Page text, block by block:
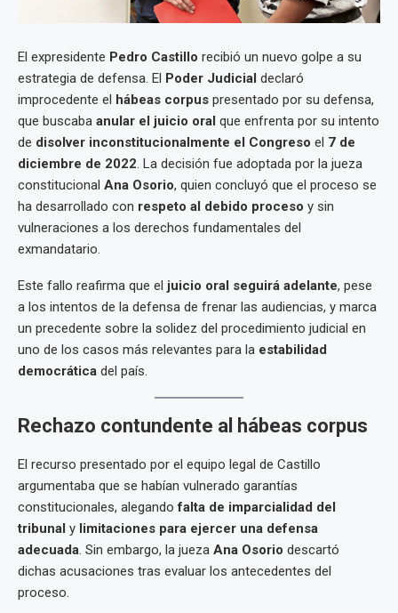
El expresidente Pedro Castillo recibió un nuevo golpe a su
estrategia de defensa. El Poder Judicial declaró
improcedente el hábeas corpus presentado por su defensa,
que buscaba anular el juicio oral que enfrenta por su intento
de disolver inconstitucionalmente el Congreso el 7 de
diciembre de 2022. La decisión fue adoptada por la jueza
constitucional Ana Osorio, quien concluyó que el proceso se
ha desarrollado con respeto al debido proceso y sin
vulneraciones a los derechos fundamentales del
exmandatario.
Este fallo reafirma que el juicio oral seguirá adelante, pese
a los intentos de la defensa de frenar las audiencias, y marca
un precedente sobre la solidez del procedimiento judicial en
uno de los casos más relevantes para la estabilidad
democrática del país.
Rechazo contundente al hábeas corpus
El recurso presentado por el equipo legal de Castillo
argumentaba que se habían vulnerado garantías
constitucionales, alegandofalta de imparcialidad del
tribunal y limitaciones para ejercer una defensa
adecuada. Sin embargo, la jueza Ana Osorio descartó
dichas acusaciones tras evaluar los antecedentes del
proceso.